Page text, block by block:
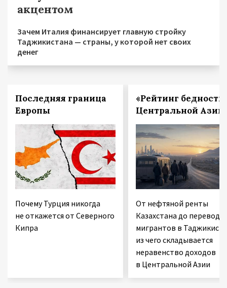
акцентом
Зачем Италия финансирует главную стройку
Таджикистана — страны, у которой нет своих
денег
Последняя граница
Европы
Почему Турция никогда
не откажется от Северного
Кипра
«Рейтинг
Центральной Азии
От нефтяной ренты
Казахстана до
мигрантов в
из чего складывается
неравенство доходов
в Центральной Азии